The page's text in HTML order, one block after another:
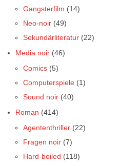
Gangsterfilm (14)
Neo-noir (49)
Sekundärliteratur (22)
Media noir (46)
Comics (5)
Computerspiele (1)
Sound noir (40)
Roman (414)
Agententhriller (22)
Fragen noir (7)
Hard-boiled (118)